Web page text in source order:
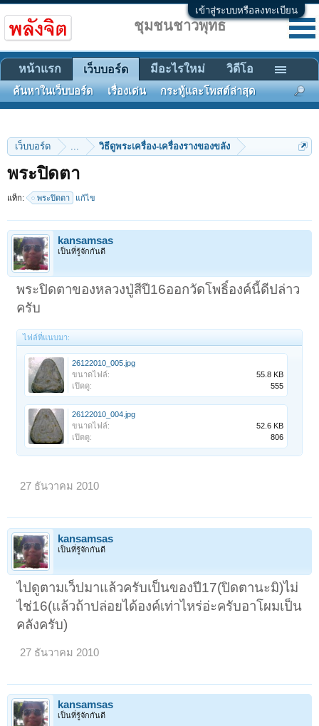
เข้าสู่ระบบหรือลงทะเบียน
เว็บบอร์ด ... วิธีดูพระเครื่อง-เครื่องรางของขลัง
พระปิดตา
แท็ก: พระปิดตา แก้ไข
kansamsas
เป็นที่รู้จักกันดี
พระปิดตาของหลวงปู่สีปี16ออกวัดโพธิ์องค์นี้ดีปล่าว
ครับ
ไฟล์ที่แนบมา:
26122010_005.jpg
ขนาดไฟล์:
55.8 KB
เปิดดู:
555
26122010_004.jpg
ขนาดไฟล์:
52.6 KB
เปิดดู:
806
27 ธันวาคม 2010
kansamsas
เป็นที่รู้จักกันดี
ไปดูตามเว็ปมาแล้วครับเป็นของปี17(ปิดตานะมิ)ไม่
ไช่16(แล้วถ้าปล่อยได้องค์เท่าไหร่อ่ะครับอาโผมเป็น
คลังครับ)
27 ธันวาคม 2010
kansamsas
เป็นที่รู้จักกันดี
ชุมชนชาวพุทธ
หน้าแรก เว็บบอร์ด
ค้นหาในเว็บบอร์ด เรื่องเด่น กระทู้และโพสต์ล่าสุด
มีอะไรใหม่ วิดีโอ